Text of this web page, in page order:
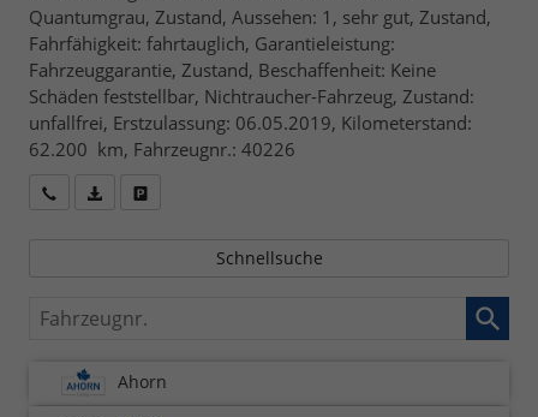
Quantumgrau, Zustand, Aussehen: 1, sehr gut, Zustand,
Fahrfähigkeit: fahrtauglich, Garantieleistung:
Fahrzeuggarantie, Zustand, Beschaffenheit: Keine
Schäden feststellbar, Nichtraucher-Fahrzeug, Zustand:
unfallfrei, Erstzulassung: 06.05.2019, Kilometerstand:
62.200 km, Fahrzeugnr.: 40226
Wir rufen Sie anFahrzeugexposé (PDF)
Schnellsuche
Fahrzeugnr.
Ahorn